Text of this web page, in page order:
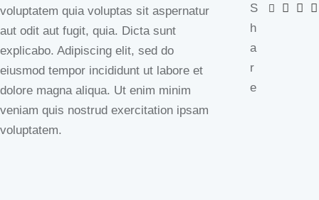
voluptatem quia voluptas sit aspernatur
aut odit aut fugit, quia. Dicta sunt
explicabo. Adipiscing elit, sed do
eiusmod tempor incididunt ut labore et
dolore magna aliqua. Ut enim minim
veniam quis nostrud exercitation ipsam
voluptatem.
S
h
a
r
e